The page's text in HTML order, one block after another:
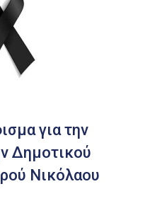
για την
Δημοτικού
Νικόλαου